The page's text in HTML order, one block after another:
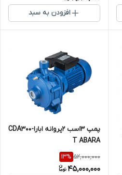
افزودن به سبد
پمپ ۳اسب ۲پروانه اباراCDA300-
T ABARA
52,000,000
13%
45,000,000